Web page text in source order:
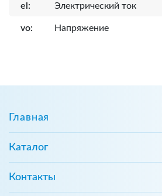
el: Электрический ток
vo: Напряжение
Главная
Каталог
Контакты